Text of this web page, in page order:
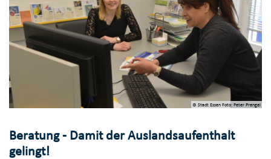
© Stadt Essen Foto: Peter Prengel
Beratung - Damit der Auslandsaufenthalt
gelingt!